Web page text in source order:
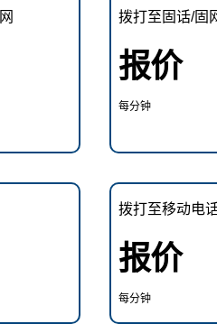
拨打至固话/固
报价
每分钟
拨打至移动电
报价
每分钟